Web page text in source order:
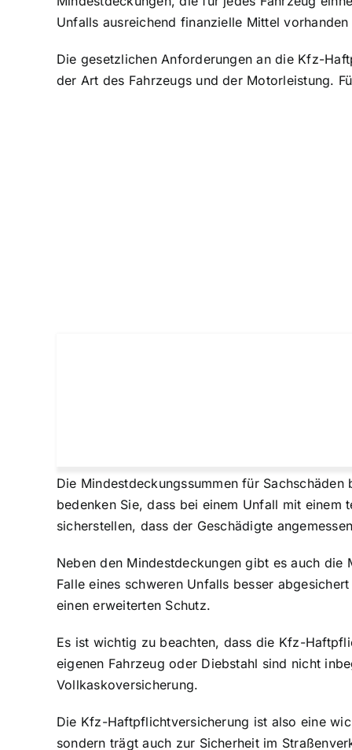
Unfalls ausreichend finanzielle Mittel
Die gesetzlichen Anforderungen an die Kfz-
der Art des Fahrzeugs und der Motorleistung.
Die Mindestdeckungssummen für
bedenken Sie, dass bei einem Unfall mit
sicherstellen, dass der Geschädigte
Neben den Mindestdeckungen gibt es auch
Falle eines schweren Unfalls besser
einen erweiterten Schutz.
Es ist wichtig zu beachten, dass die Kfz-
eigenen Fahrzeug oder Diebstahl sind nicht
Vollkaskoversicherung.
Die Kfz-Haftpflichtversicherung ist also eine
sondern trägt auch zur Sicherheit im